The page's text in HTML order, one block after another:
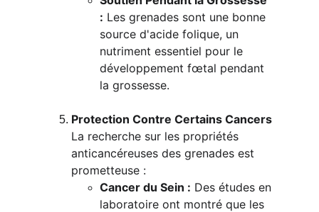
: Les grenades sont une bonne
source d'acide folique, un
nutriment essentiel pour le
développement fœtal pendant
la grossesse.
Protection Contre Certains Cancers
La recherche sur les propriétés
anticancéreuses des grenades est
prometteuse :
Cancer du Sein : Des études en
laboratoire ont montré que les